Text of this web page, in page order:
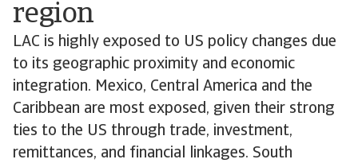
region
LAC is highly exposed to US policy changes due
to its geographic proximity and economic
integration. Mexico, Central America and the
Caribbean are most exposed, given their strong
ties to the US through trade, investment,
remittances, and financial linkages. South